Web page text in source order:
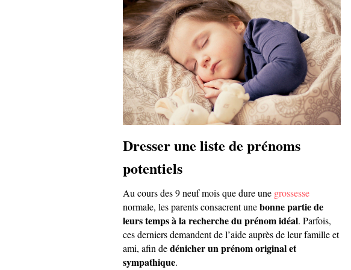
Dresser une liste de prénoms
potentiels
Au cours des 9 neuf mois que dure une grossesse
normale, les parents consacrent unebonne partie de
leurs temps à la recherche du prénom idéal. Parfois,
ces derniers demandent de l’aide auprès de leur famille et
ami, afin dedénicher un prénom original et
sympathique.